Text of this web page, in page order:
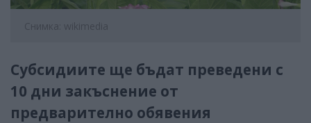
Снимка: wikimedia
Субсидиите ще бъдат преведени с
10 дни закъснение от
предварително обявения